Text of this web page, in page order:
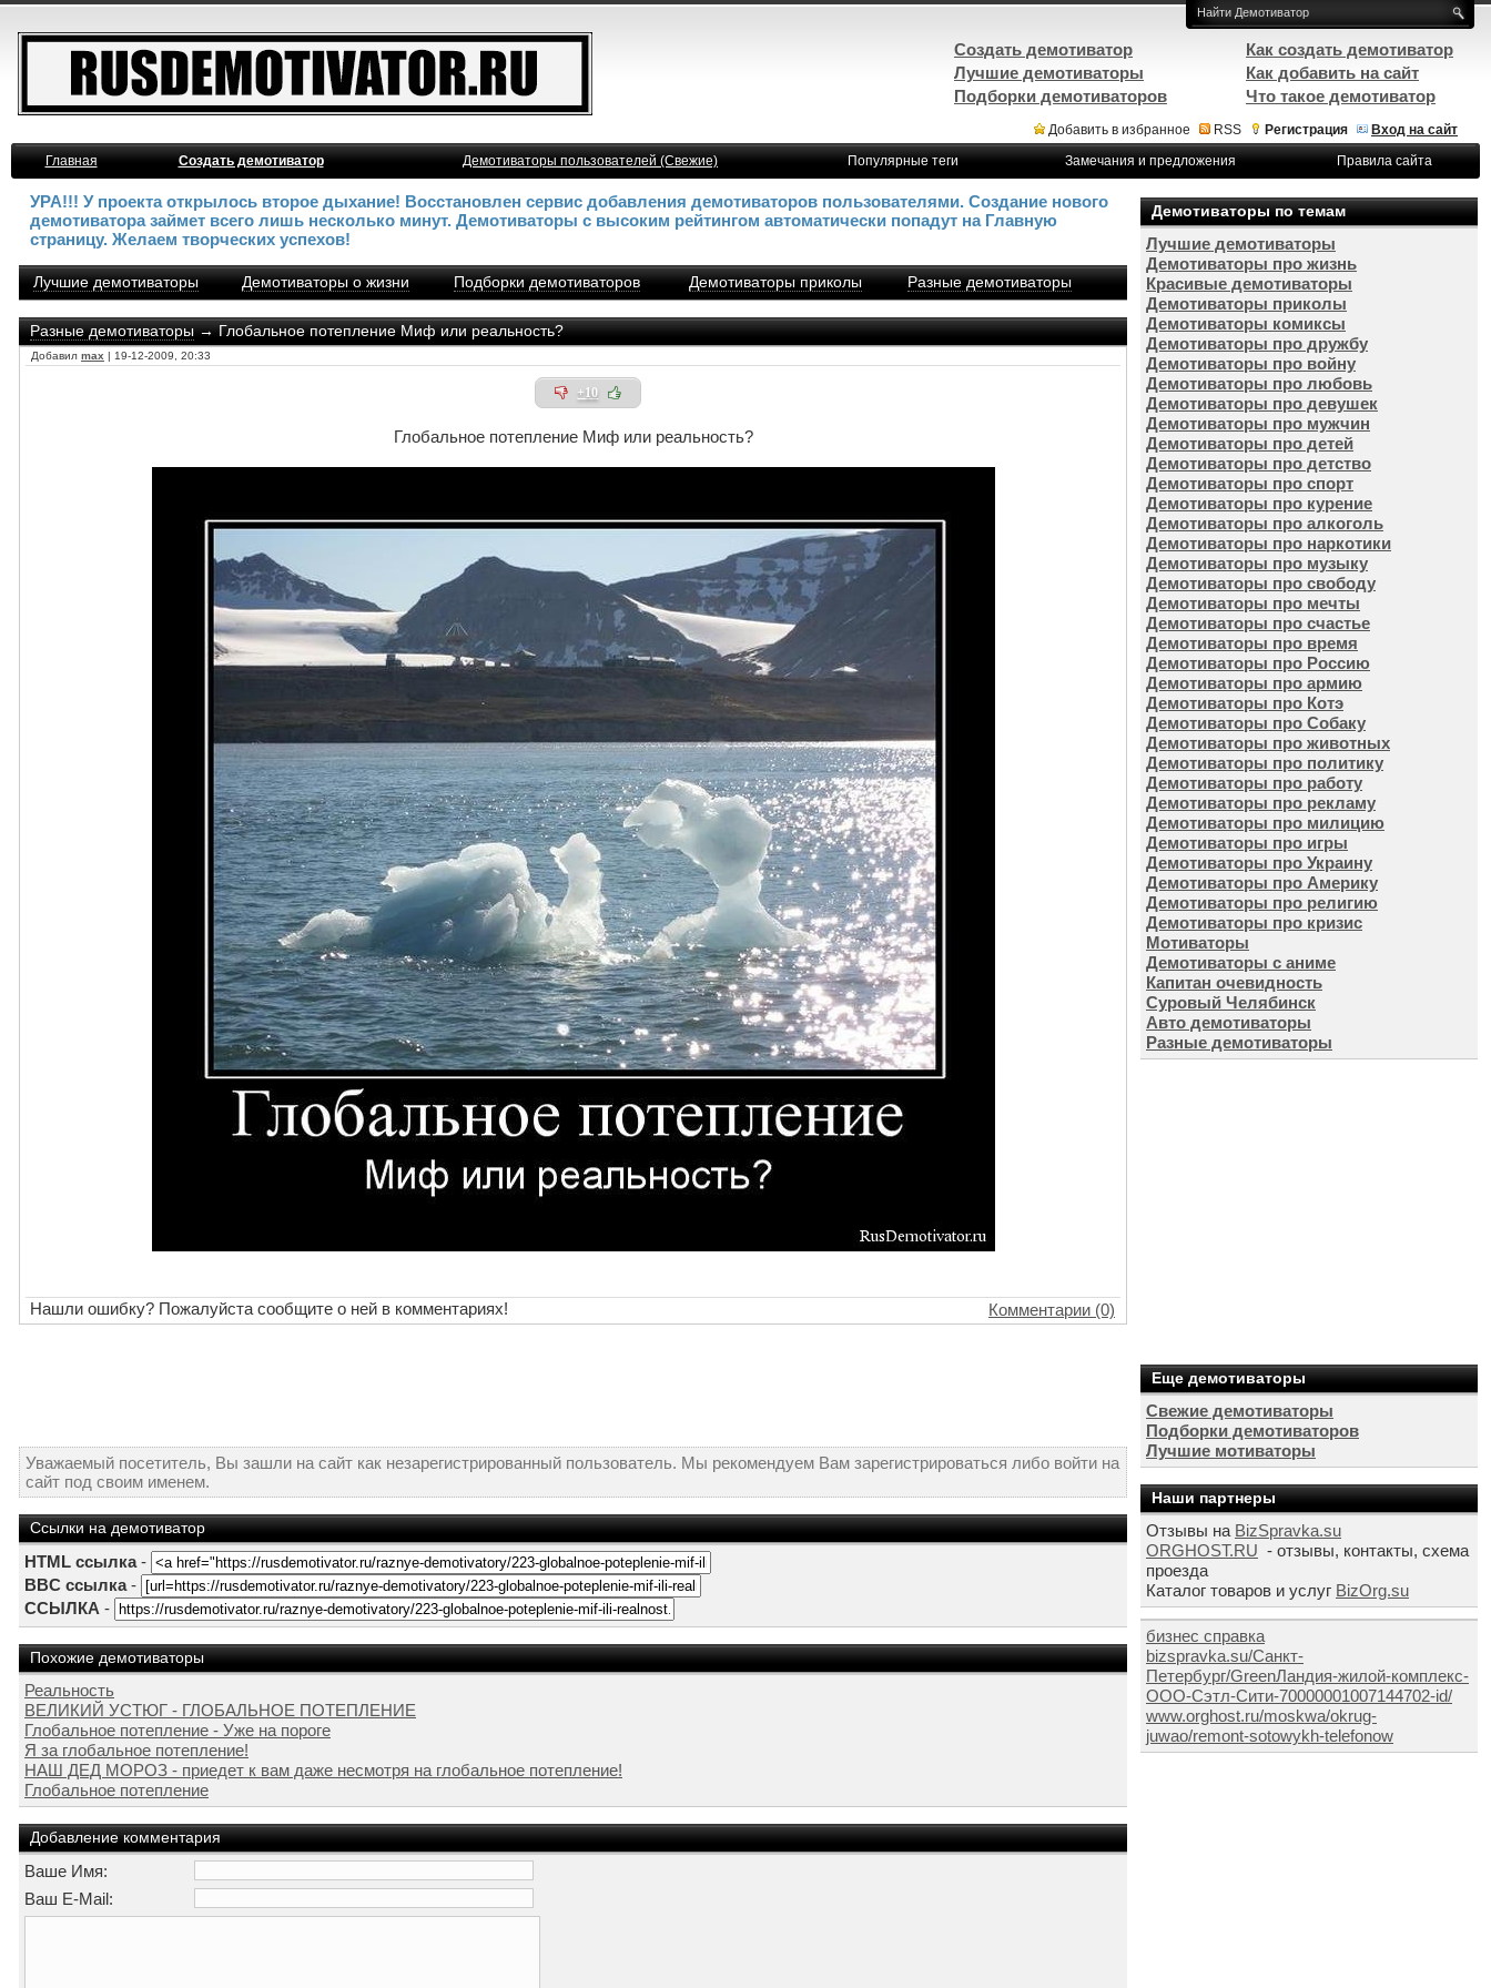
Добавить в избранное RSS Регистрация
Вход на сайт
Главная
Создать демотиватор Демотиваторы пользователей (Свежие) Популярные теги Замечания и предложения Правила сайта
УРА!!! У проекта открылось второе дыхание! Восстановлен сервис добавления демотиваторов пользователями. Создание нового
демотиватора займет всего лишь несколько минут. Демотиваторы с высоким рейтингом автоматически попадут на Главную
страницу. Желаем творческих успехов!
Лучшие демотиваторы Демотиваторы о жизни Подборки демотиваторов Демотиваторы приколы Разные демотиваторы
Разные демотиваторы→ Глобальное потепление Миф или реальность?
Добавил max | 19-12-2009, 20:33
+10
Глобальное потепление Миф или реальность?
Нашли ошибку? Пожалуйста сообщите о ней в комментариях! Комментарии (0)
Уважаемый посетитель, Вы зашли на сайт как незарегистрированный пользователь. Мы рекомендуем Вам зарегистрироваться либо войти на
сайт под своим именем.
Ссылки на демотиватор
HTML ссылка-
BBC ссылка-
ССЫЛКА -
Похожие демотиваторы
Реальность
ВЕЛИКИЙ УСТЮГ - ГЛОБАЛЬНОЕ ПОТЕПЛЕНИЕ
Глобальное потепление - Уже на пороге
Я за глобальное потепление!
НАШ ДЕД МОРОЗ - приедет к вам даже несмотря на глобальное потепление!
Глобальное потепление
Добавление комментария
Ваше Имя:
Ваш E-Mail:
Демотиваторы по темам
Лучшие демотиваторы
Демотиваторы про жизнь
Красивые демотиваторы
Демотиваторы приколы
Демотиваторы комиксы
Демотиваторы про дружбу
Демотиваторы про войну
Демотиваторы про любовь
Демотиваторы про девушек
Демотиваторы про мужчин
Демотиваторы про детей
Демотиваторы про детство
Демотиваторы про спорт
Демотиваторы про курение
Демотиваторы про алкоголь
Демотиваторы про наркотики
Демотиваторы про музыку
Демотиваторы про свободу
Демотиваторы про мечты
Демотиваторы про счастье
Демотиваторы про время
Демотиваторы про Россию
Демотиваторы про армию
Демотиваторы про Котэ
Демотиваторы про Собаку
Демотиваторы про животных
Демотиваторы про политику
Демотиваторы про работу
Демотиваторы про рекламу
Демотиваторы про милицию
Демотиваторы про игры
Демотиваторы про Украину
Демотиваторы про Америку
Демотиваторы про религию
Демотиваторы про кризис
Мотиваторы
Демотиваторы с аниме
Капитан очевидность
Суровый Челябинск
Авто демотиваторы
Разные демотиваторы
Еще демотиваторы
Свежие демотиваторы
Подборки демотиваторов
Лучшие мотиваторы
Наши партнеры
Отзывы на BizSpravka.su
ORGHOST.RU - отзывы, контакты, схема
проезда
Каталог товаров и услуг BizOrg.su
бизнес справка
bizspravka.su/Санкт-
Петербург/GreenЛандия-жилой-комплекс-
ООО-Сэтл-Сити-70000001007144702-id/
www.orghost.ru/moskwa/okrug-
juwao/remont-sotowykh-telefonow
Создать демотиватор
Лучшие демотиваторы
Подборки демотиваторов
Как создать демотиватор
Как добавить на сайт
Что такое демотиватор